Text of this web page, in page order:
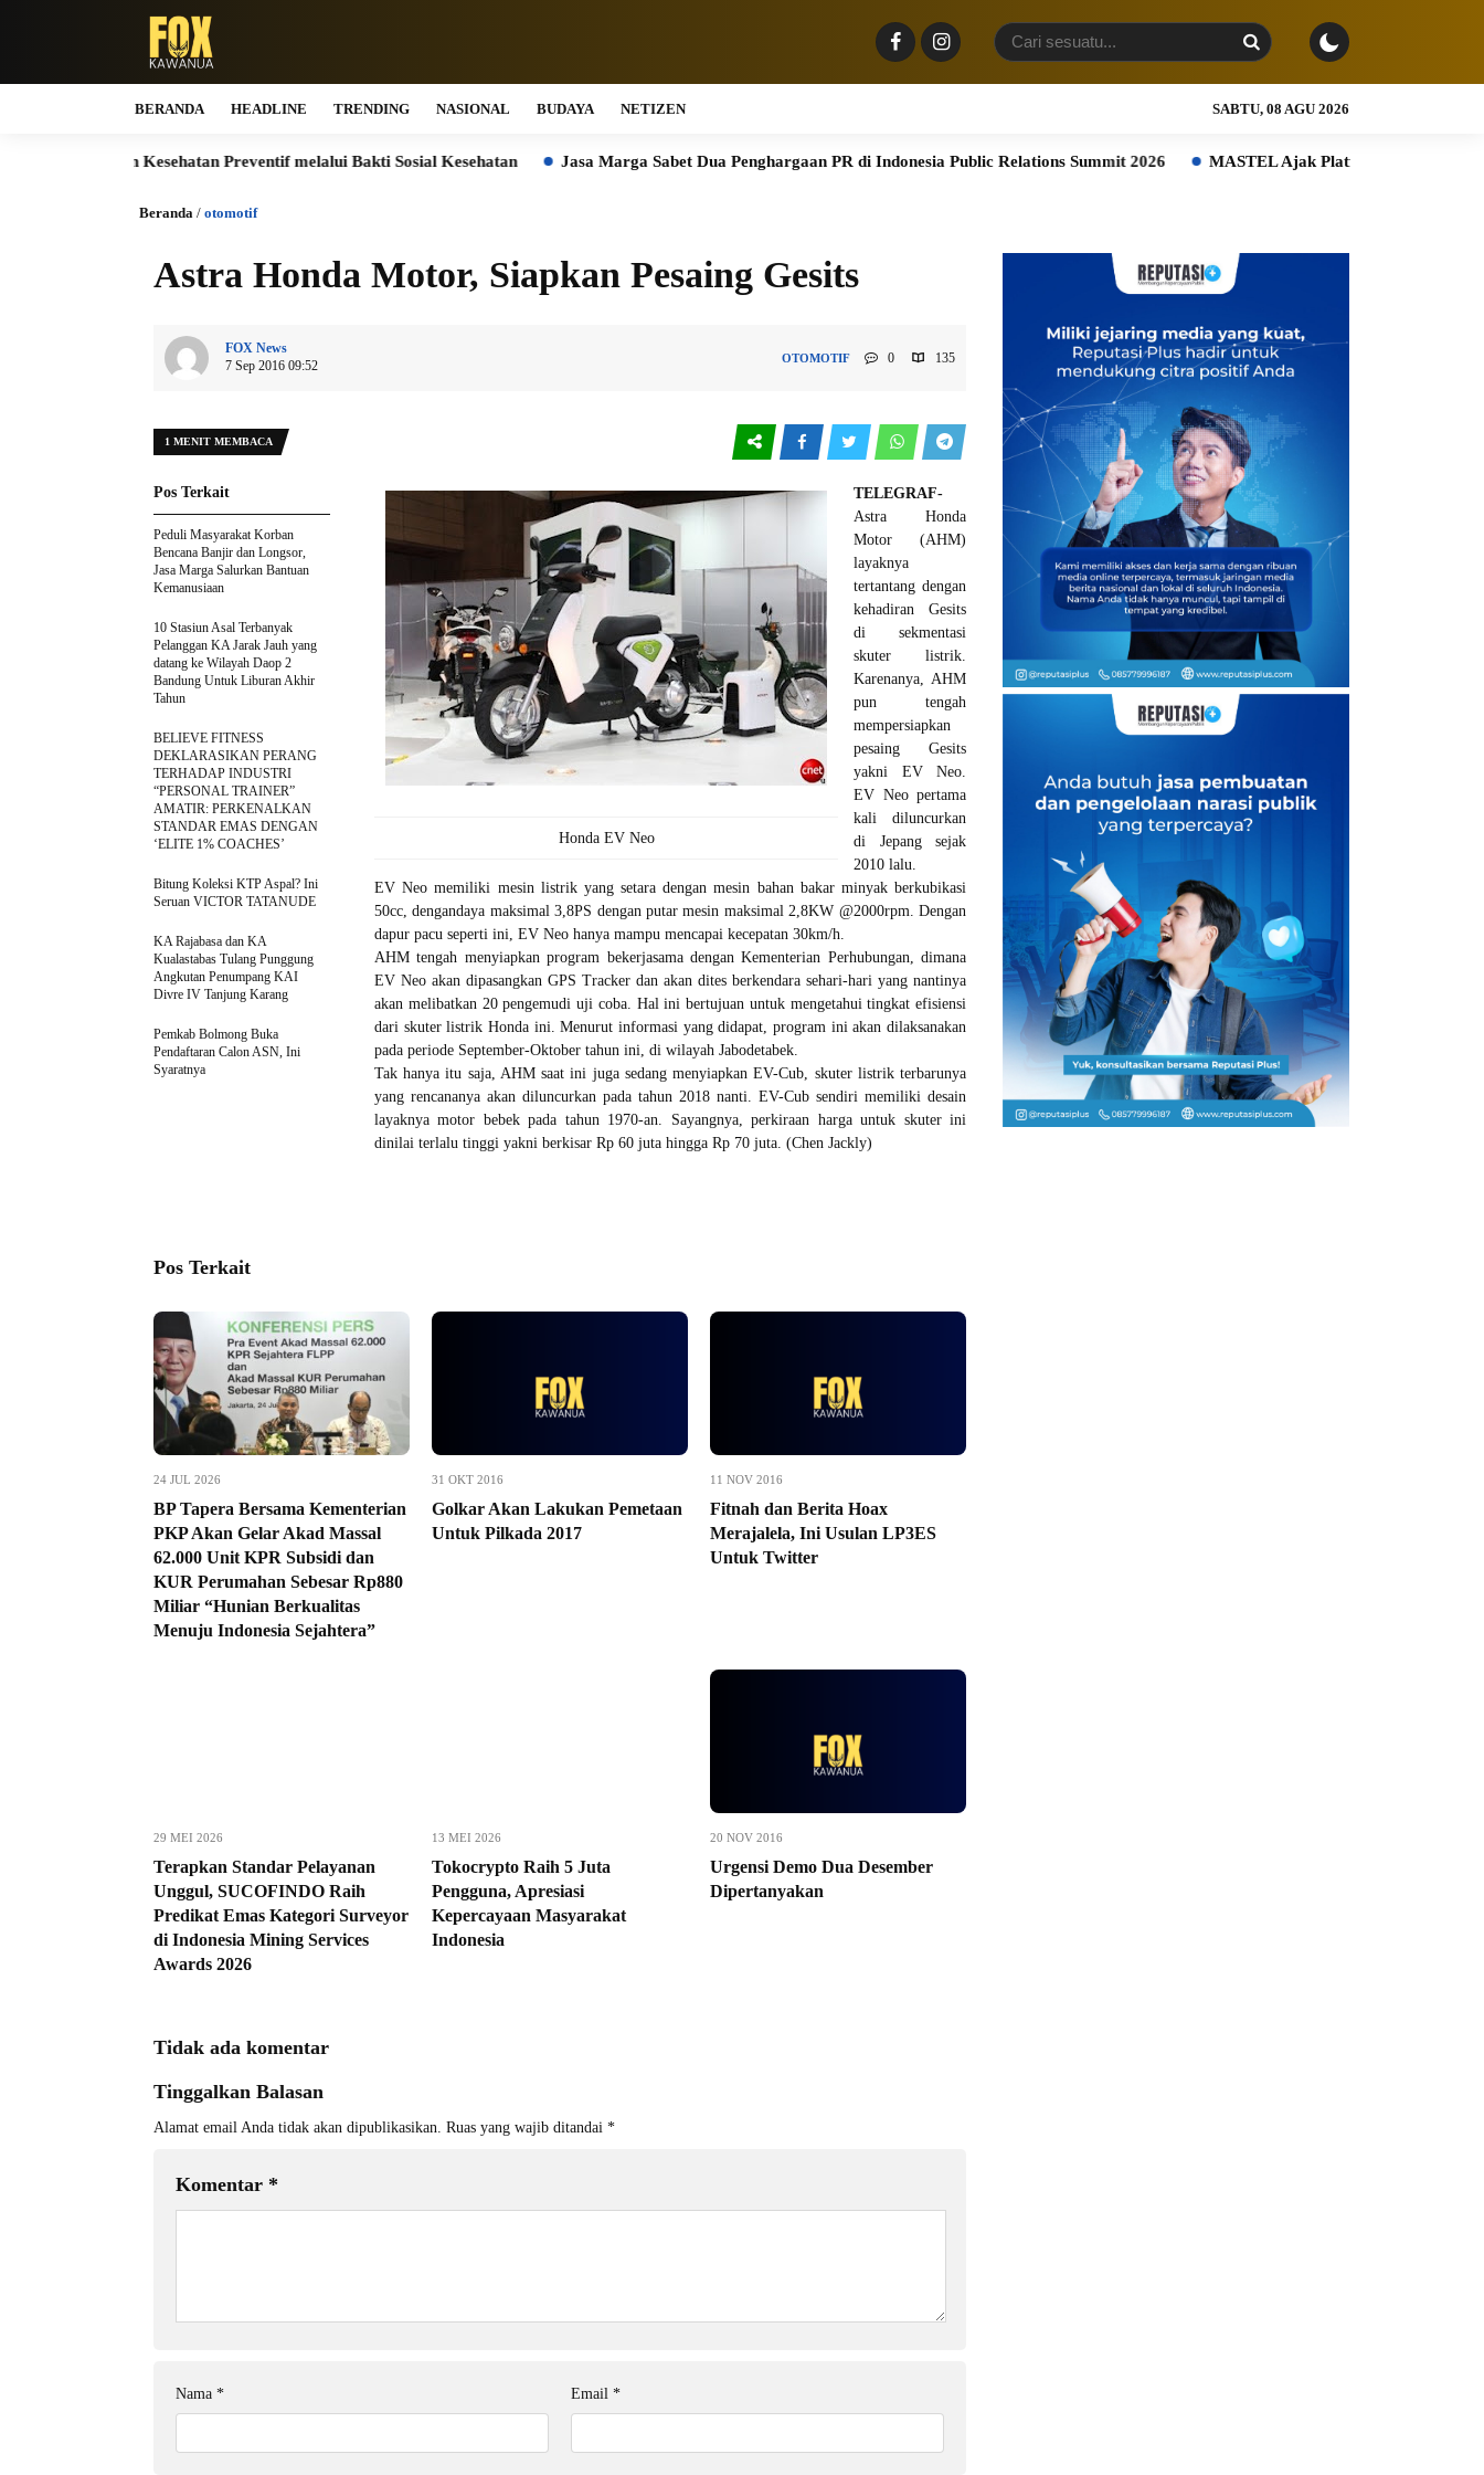
BERANDA HEADLINE TRENDING NASIONAL BUDAYA NETIZEN SABTU, 08 AGU 2026
Kesehatan Preventif melalui Bakti Sosial Kesehatan Jasa Marga Sabet Dua Penghargaan PR di Indonesia Public Relations Summit 2026 MASTEL Ajak Platform Digital Global Ikut
Beranda / otomotif
Astra Honda Motor, Siapkan Pesaing Gesits
FOX News
7 Sep 2016 09:52
OTOMOTIF 0 135
1 MENIT MEMBACA
Honda EV Neo
TELEGRAF-
Astra Honda
Motor (AHM)
layaknya
tertantang dengan
kehadiran Gesits
di sekmentasi
skuter listrik.
Karenanya, AHM
pun tengah
mempersiapkan
pesaing Gesits
yakni EV Neo.
EV Neo pertama
kali diluncurkan
di Jepang sejak
2010 lalu.
EV Neo memiliki mesin listrik yang setara dengan mesin bahan bakar minyak berkubikasi
50cc, dengandaya maksimal 3,8PS dengan putar mesin maksimal 2,8KW @2000rpm. Dengan
dapur pacu seperti ini, EV Neo hanya mampu mencapai kecepatan 30km/h.
AHM tengah menyiapkan program bekerjasama dengan Kementerian Perhubungan, dimana
EV Neo akan dipasangkan GPS Tracker dan akan dites berkendara sehari-hari yang nantinya
akan melibatkan 20 pengemudi uji coba. Hal ini bertujuan untuk mengetahui tingkat efisiensi
dari skuter listrik Honda ini. Menurut informasi yang didapat, program ini akan dilaksanakan
pada periode September-Oktober tahun ini, di wilayah Jabodetabek.
Tak hanya itu saja, AHM saat ini juga sedang menyiapkan EV-Cub, skuter listrik terbarunya
yang rencananya akan diluncurkan pada tahun 2018 nanti. EV-Cub sendiri memiliki desain
layaknya motor bebek pada tahun 1970-an. Sayangnya, perkiraan harga untuk skuter ini
dinilai terlalu tinggi yakni berkisar Rp 60 juta hingga Rp 70 juta. (Chen Jackly)
Pos Terkait
Peduli Masyarakat Korban
Bencana Banjir dan Longsor,
Jasa Marga Salurkan Bantuan
Kemanusiaan
10 Stasiun Asal Terbanyak
Pelanggan KA Jarak Jauh yang
datang ke Wilayah Daop 2
Bandung Untuk Liburan Akhir
Tahun
BELIEVE FITNESS
DEKLARASIKAN PERANG
TERHADAP INDUSTRI
“PERSONAL TRAINER”
AMATIR: PERKENALKAN
STANDAR EMAS DENGAN
‘ELITE 1% COACHES’
Bitung Koleksi KTP Aspal? Ini
Seruan VICTOR TATANUDE
KA Rajabasa dan KA
Kualastabas Tulang Punggung
Angkutan Penumpang KAI
Divre IV Tanjung Karang
Pemkab Bolmong Buka
Pendaftaran Calon ASN, Ini
Syaratnya
Pos Terkait
24 JUL 2026
BP Tapera Bersama Kementerian
PKP Akan Gelar Akad Massal
62.000 Unit KPR Subsidi dan
KUR Perumahan Sebesar Rp880
Miliar “Hunian Berkualitas
Menuju Indonesia Sejahtera”
31 OKT 2016
Golkar Akan Lakukan Pemetaan
Untuk Pilkada 2017
11 NOV 2016
Fitnah dan Berita Hoax
Merajalela, Ini Usulan LP3ES
Untuk Twitter
29 MEI 2026
Terapkan Standar Pelayanan
Unggul, SUCOFINDO Raih
Predikat Emas Kategori Surveyor
di Indonesia Mining Services
Awards 2026
13 MEI 2026
Tokocrypto Raih 5 Juta
Pengguna, Apresiasi
Kepercayaan Masyarakat
Indonesia
20 NOV 2016
Urgensi Demo Dua Desember
Dipertanyakan
Tidak ada komentar
Tinggalkan Balasan
Alamat email Anda tidak akan dipublikasikan. Ruas yang wajib ditandai *
Komentar *
Nama * Email *